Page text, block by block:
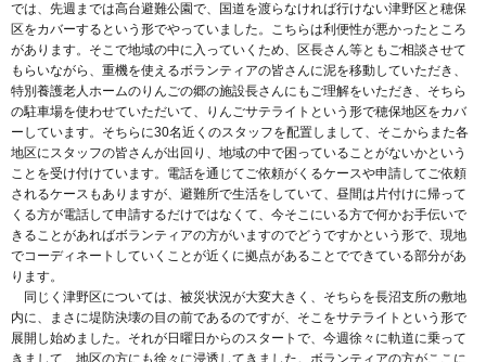
では、先週までは高台避難公園で、国道を渡らなければ行けない津野区と穂保
区をカバーするという形でやっていました。こちらは利便性が悪かったところ
があります。そこで地域の中に入っていくため、区長さん等ともご相談させて
もらいながら、重機を使えるボランティアの皆さんに泥を移動していただき、
特別養護老人ホームのりんごの郷の施設長さんにもご理解をいただき、そちら
の駐車場を使わせていただいて、りんごサテライトという形で穂保地区をカバ
ーしています。そちらに30名近くのスタッフを配置しまして、そこからまた各
地区にスタッフの皆さんが出回り、地域の中で困っていることがないかという
ことを受け付けています。電話を通じてご依頼がくるケースや申請してご依頼
されるケースもありますが、避難所で生活をしていて、昼間は片付けに帰って
くる方が電話して申請するだけではなくて、今そこにいる方で何かお手伝いで
きることがあればボランティアの方がいますのでどうですかという形で、現地
でコーディネートしていくことが近くに拠点があることでできている部分があ
ります。
同じく津野区については、被災状況が大変大きく、そちらを長沼支所の敷地
内に、まさに堤防決壊の目の前であるのですが、そこをサテライトという形で
展開し始めました。それが日曜日からのスタートで、今週徐々に軌道に乗って
きまして、地区の方にも徐々に浸透してきました。ボランティアの方がここに